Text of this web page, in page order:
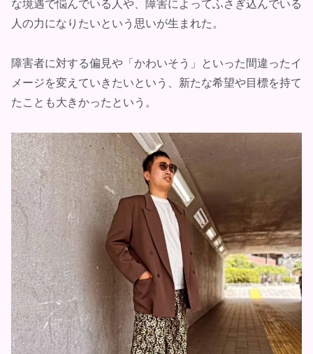
な境遇で悩んでいる人や、障害によってふさぎ込んでいる
人の力になりたいという思いが生まれた。
障害者に対する偏見や「かわいそう」といった間違ったイ
メージを変えていきたいという、新たな希望や目標を持て
たことも大きかったという。